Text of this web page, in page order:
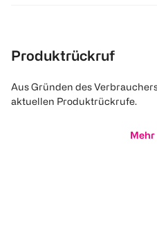
Produktrückruf
Aus Gründen des
aktuellen Produktrückrufe.